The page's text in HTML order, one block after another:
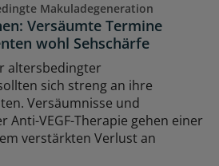
Makuladegeneration
Versäumte Termine
wohl Sehschärfe
altersbedingter
sich streng an ihre
Versäumnisse und
Anti-VEGF-Therapie gehen einer
verstärkten Verlust an